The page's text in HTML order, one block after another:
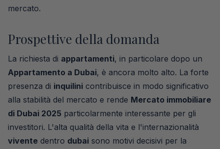
mercato.
Prospettive della domanda
La richiesta di appartamenti, in particolare dopo un
Appartamento a Dubai, è ancora molto alto. La forte
presenza di inquilini contribuisce in modo significativo
alla stabilità del mercato e rende Mercato immobiliare
di Dubai 2025 particolarmente interessante per gli
investitori. L'alta qualità della vita e l'internazionalità
vivente dentro dubai sono motivi decisivi per la